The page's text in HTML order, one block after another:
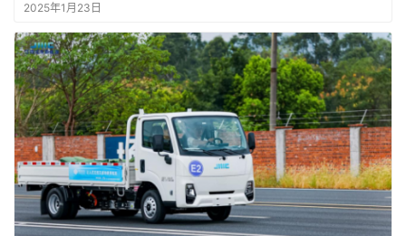
2025年1月23日